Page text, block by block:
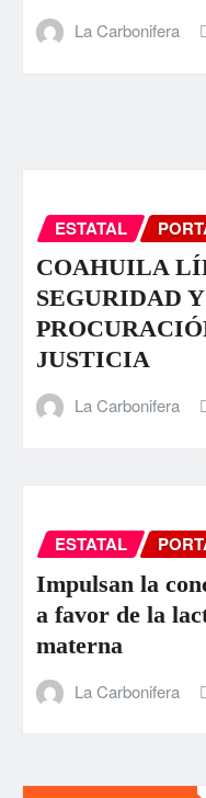
La Carbonifera
ESTATAL
COAHUILA
SEGURIDAD Y
JUSTICIA
La Carbonifera
ESTATAL
Impulsan la
a favor de la
materna
La Carbonifera